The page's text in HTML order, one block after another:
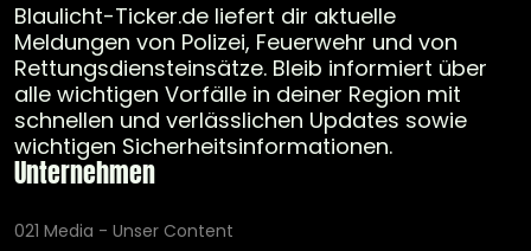
Blaulicht-Ticker.de liefert dir aktuelle
Meldungen von Polizei, Feuerwehr und von
Rettungsdiensteinsätze. Bleib informiert über
alle wichtigen Vorfälle in deiner Region mit
schnellen und verlässlichen Updates sowie
wichtigen Sicherheitsinformationen.
Unternehmen
021 Media - Unser Content